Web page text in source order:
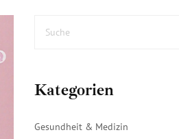
Kategorien
Gesundheit & Medizin